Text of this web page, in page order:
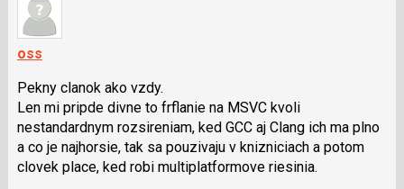
oss
Pekny clanok ako vzdy.
Len mi pripde divne to frflanie na MSVC kvoli
nestandardnym rozsireniam, ked GCC aj Clang ich ma plno
a co je najhorsie, tak sa pouzivaju v knizniciach a potom
clovek place, ked robi multiplatformove riesinia.